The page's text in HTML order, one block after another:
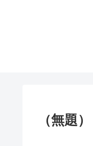
（無題）